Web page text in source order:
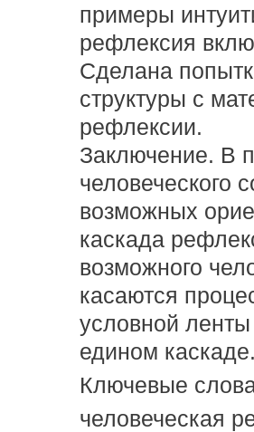
примеры
рефлексия
Сделана
структуры с
рефлексии.
Заключение. В
человеческого
возможных
каскада
возможного
касаются
условной
едином
Ключевые
человеческая